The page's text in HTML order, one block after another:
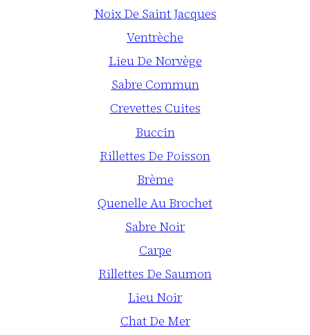
Noix De Saint Jacques
Ventrèche
Lieu De Norvège
Sabre Commun
Crevettes Cuites
Buccin
Rillettes De Poisson
Brème
Quenelle Au Brochet
Sabre Noir
Carpe
Rillettes De Saumon
Lieu Noir
Chat De Mer